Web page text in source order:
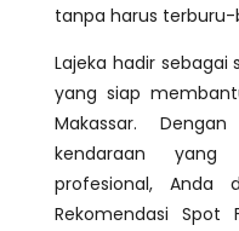
tanpa harus terburu-
Lajeka hadir
yang siap
Makassar.
kendaraan
profesional, Anda
Rekomendasi Spot